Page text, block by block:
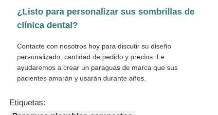
¿Listo para personalizar sus sombrillas de
clínica dental?
Contacte con nosotros hoy para discutir su diseño
personalizado, cantidad de pedido y precios. Le
ayudaremos a crear un paraguas de marca que sus
pacientes amarán y usarán durante años.
Etiquetas: